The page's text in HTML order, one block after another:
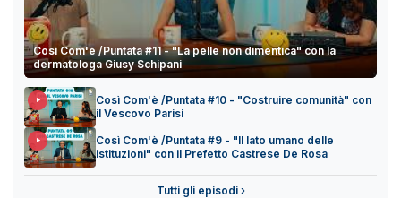
Così Com'è /Puntata #11 - "La pelle non dimentica" con la
dermatologa Giusy Schipani
Così Com'è /Puntata #10 - "Costruire comunità" con
il Vescovo Parisi
Così Com'è /Puntata #9 - "Il lato umano delle
istituzioni" con il Prefetto Castrese De Rosa
Tutti gli episodi ›